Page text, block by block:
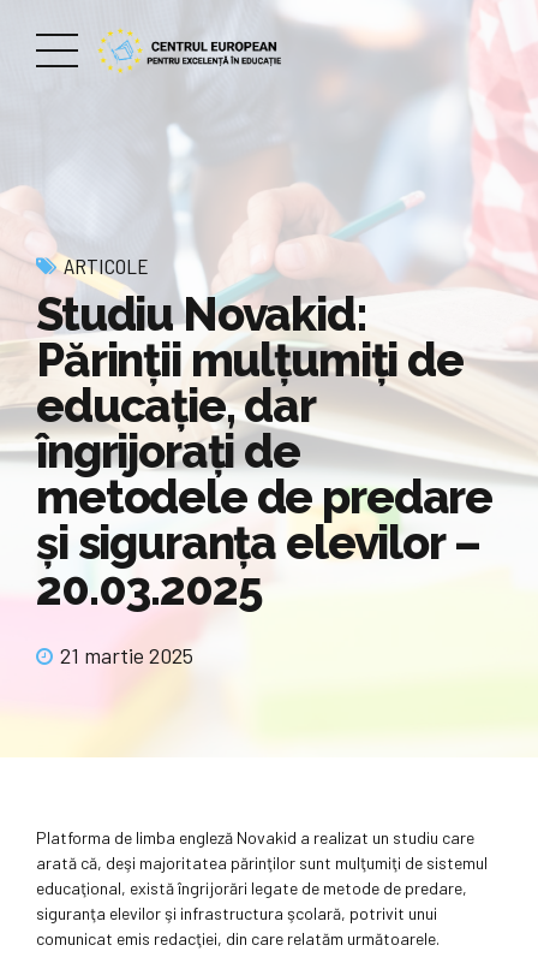
ARTICOLE
Studiu Novakid:
Părinţii mulţumiţi de
educaţie, dar
îngrijoraţi de
metodele de predare
şi siguranţa elevilor –
20.03.2025
21 martie 2025
Platforma de limba engleză Novakid a realizat un studiu care
arată că, deşi majoritatea părinţilor sunt mulţumiţi de sistemul
educaţional, există îngrijorări legate de metode de predare,
siguranţa elevilor şi infrastructura şcolară, potrivit unui
comunicat emis redacţiei, din care relatăm următoarele.